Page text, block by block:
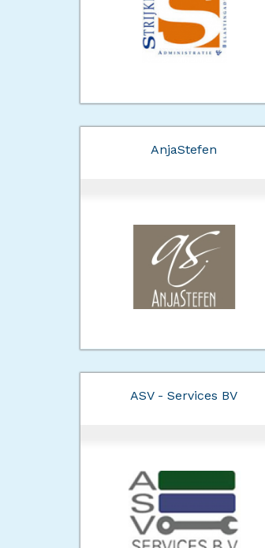
AnjaStefen
ASV - Services BV